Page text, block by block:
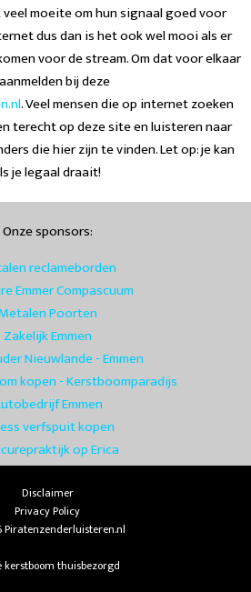
moeite om hun signaal goed voor
dus dan is het ook wel mooi als er
voor de stream. Om dat voor elkaar
bij deze
. Veel mensen die op internet zoeken
terecht op deze site en luisteren naar
die hier zijn te vinden. Let op: je kan
je legaal draait!
Onze sponsors:
reclameborden
Emmer Compascuum
Poorten
Zakelijk Emmen
Nieuwlande - Emmen
kopen - Kerstboomparadijs
Emmen
verfspuit kopen
op Erica
Disclaimer
Privacy Policy
Piratenzenderluisteren.nl
kerstboom thuisbezorgd